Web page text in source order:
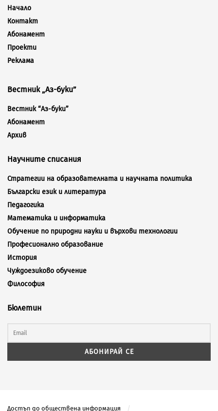
Начало
Контакт
Абонамент
Проекти
Реклама
Вестник „Аз-буки”
Вестник “Аз-буки”
Абонамент
Архив
Научните списания
Стратегии на образователната и научната политика
Български език и литература
Педагогика
Математика и информатика
Обучение по природни науки и върхови технологии
Професионално образование
История
Чуждоезиково обучение
Философия
Бюлетин
Достъп до обществена информация